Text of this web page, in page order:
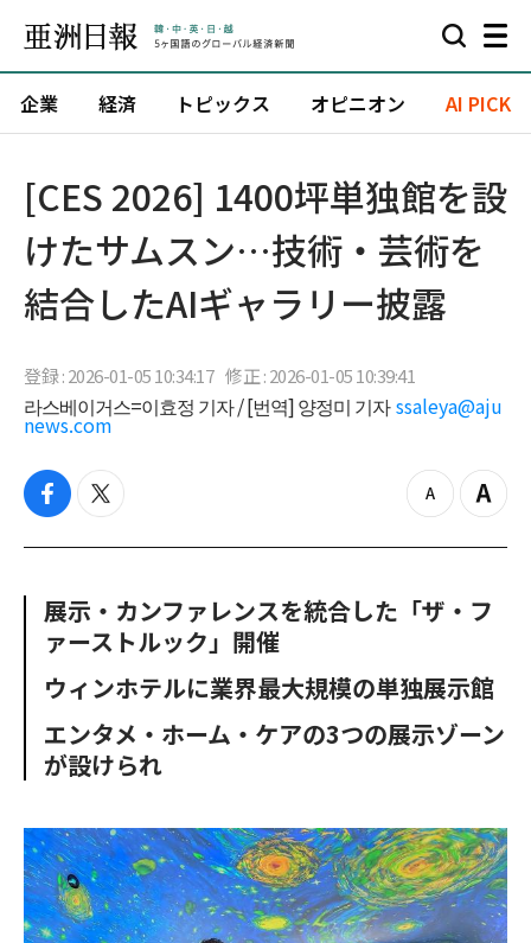
企業 経済 トピックス オピニオン AI PICK
[CES 2026] 1400坪単独館を設
けたサムスン…技術・芸術を
結合したAIギャラリー披露
登録 : 2026-01-05 10:34:17 修正 : 2026-01-05 10:39:41
라스베이거스=이효정 기자 / [번역] 양정미 기자 ssaleya@aju
news.com
f
c
o
o
k
t
i
e
r
z
o
u
Z
o
n
展示・カンファレンスを統合した「ザ・フ
ァーストルック」開催
ウィンホテルに業界最大規模の単独展示館
エンタメ・ホーム・ケアの3つの展示ゾーン
が設けられ